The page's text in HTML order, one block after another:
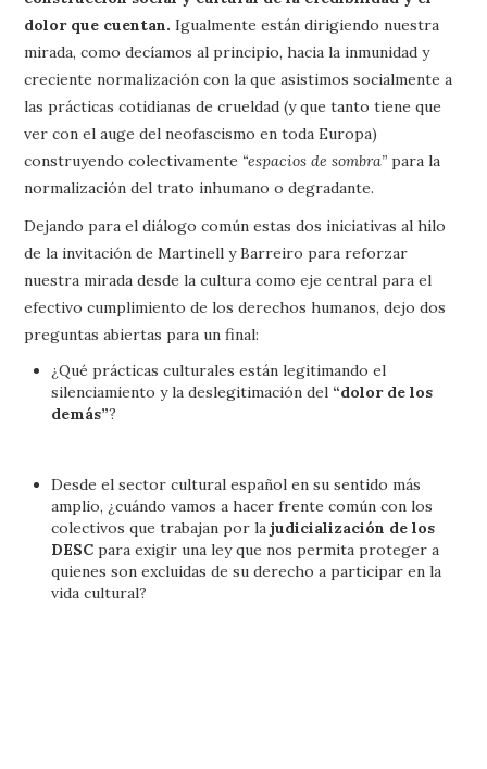
dolor que cuentan. Igualmente están dirigiendo nuestra
mirada, como decíamos al principio, hacia la inmunidad y
creciente normalización con la que asistimos socialmente a
las prácticas cotidianas de crueldad (y que tanto tiene que
ver con el auge del neofascismo en toda Europa)
construyendo colectivamente “espacios de sombra” para la
normalización del trato inhumano o degradante.
Dejando para el diálogo común estas dos iniciativas al hilo
de la invitación de Martinell y Barreiro para reforzar
nuestra mirada desde la cultura como eje central para el
efectivo cumplimiento de los derechos humanos, dejo dos
preguntas abiertas para un final:
¿Qué prácticas culturales están legitimando el
silenciamiento y la deslegitimación del “dolor de los
demás”?
Desde el sector cultural español en su sentido más
amplio, ¿cuándo vamos a hacer frente común con los
colectivos que trabajan por lajudicialización de los
DESC para exigir una ley que nos permita proteger a
quienes son excluidas de su derecho a participar en la
vida cultural?